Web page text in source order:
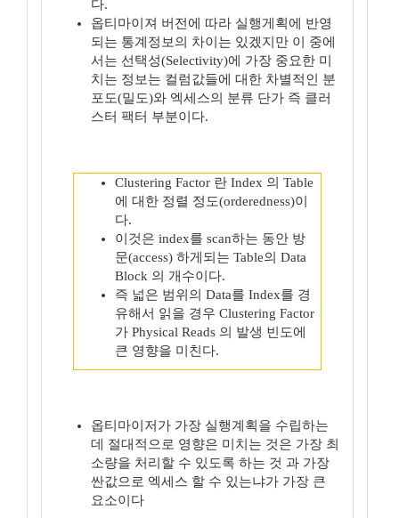
다.
옵티마이져 버전에 따라 실행게획에 반영
되는 통계정보의 차이는 있겠지만 이 중에
서는 선택성(Selectivity)에 가장 중요한 미
치는 정보는 컬럼값들에 대한 차별적인 분
포도(밀도)와 엑세스의 분류 단가 즉 클러
스터 팩터 부분이다.
Clustering Factor 란 Index 의 Table
에 대한 정렬 정도(orderedness)이
다.
이것은 index를 scan하는 동안 방
문(access) 하게되는 Table의 Data
Block 의 개수이다.
즉 넓은 범위의 Data를 Index를 경
유해서 읽을 경우 Clustering Factor
가 Physical Reads 의 발생 빈도에
큰 영향을 미친다.
옵티마이저가 가장 실행계획을 수립하는
데 절대적으로 영향은 미치는 것은 가장 최
소량을 처리할 수 있도록 하는 것 과 가장
싼값으로 엑세스 할 수 있는냐가 가장 큰
요소이다